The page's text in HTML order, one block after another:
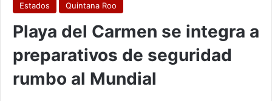
Estados Quintana Roo
Playa del Carmen se integra a
preparativos de seguridad
rumbo al Mundial